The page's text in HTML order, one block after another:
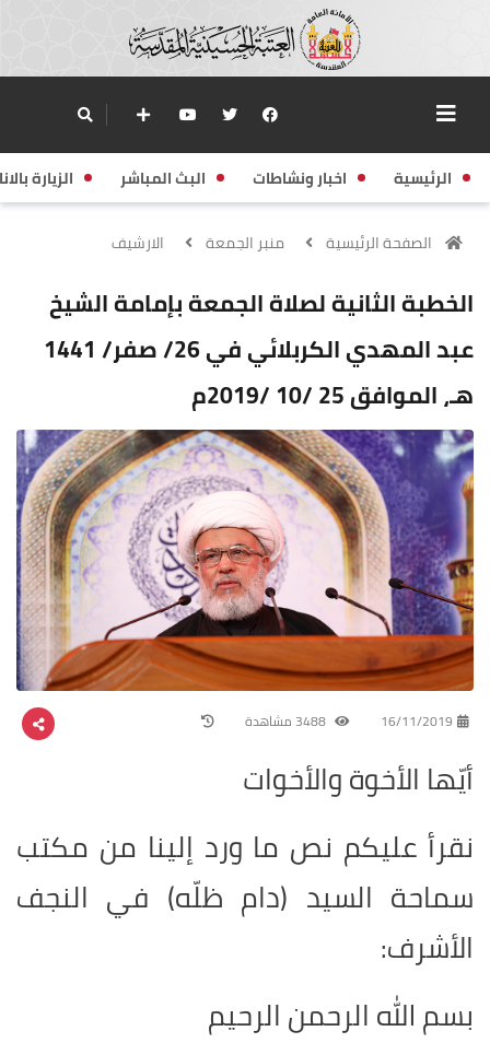
الرئيسية اخبار ونشاطات البث المباشر الزيارة
الصفحة الرئيسية منبر الجمعة الارشيف
الخطبة الثانية لصلاة الجمعة بإمامة الشيخ
عبد المهدي الكربلائي في 26/ صفر/ 1441
هـ، الموافق 25 /10 /2019م
16/11/2019
أيّها الأخوة والأخوات
نقرأ عليكم نص ما ورد إلينا من مكتب
سماحة السيد (دام ظلّه) في النجف
الأشرف:
بسم الله الرحمن الرحيم